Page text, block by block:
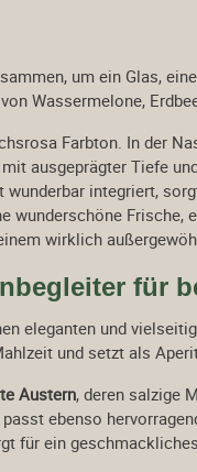
um ein Glas,
Wassermelone,
Farbton. In der
ausgeprägter Tiefe
integriert,
wunderschöne
wirklich
für
eleganten und
und setzt als
Austern, deren salzige
ebenso
für ein